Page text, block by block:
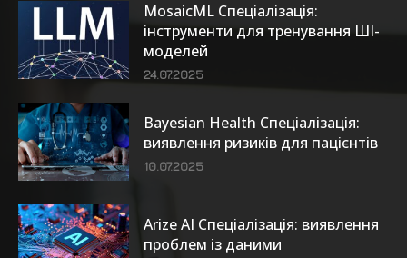
MosaicML Спеціалізація:
інструменти для тренування ШІ-
моделей
24.07.2025
Bayesian Health Спеціалізація:
виявлення ризиків для пацієнтів
10.07.2025
Arize AI Спеціалізація: виявлення
проблем із даними